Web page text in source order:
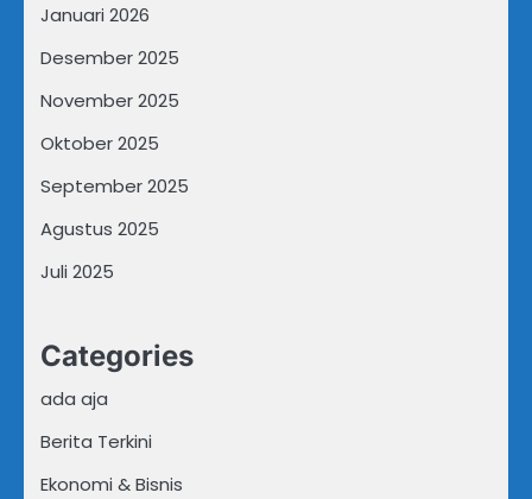
Januari 2026
Desember 2025
November 2025
Oktober 2025
September 2025
Agustus 2025
Juli 2025
Categories
ada aja
Berita Terkini
Ekonomi & Bisnis